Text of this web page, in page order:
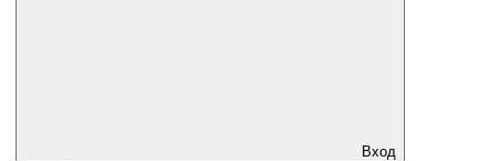
Вход